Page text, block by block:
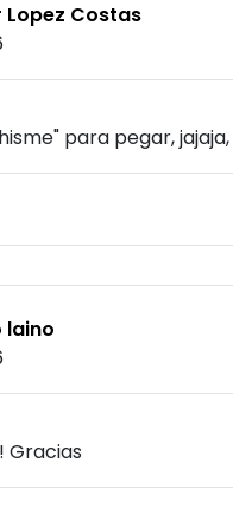
Lopez Costas
para pegar,
laino
Gracias